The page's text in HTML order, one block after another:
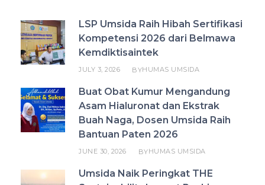
LSP Umsida Raih Hibah Sertifikasi
Kompetensi 2026 dari Belmawa
Kemdiktisaintek
JULY 3, 2026 BYHUMAS UMSIDA
Buat Obat Kumur Mengandung
Asam Hialuronat dan Ekstrak
Buah Naga, Dosen Umsida Raih
Bantuan Paten 2026
JUNE 30, 2026 BYHUMAS UMSIDA
Umsida Naik Peringkat THE